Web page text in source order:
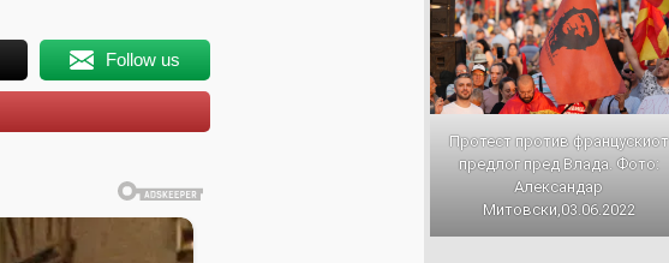
Follow us
Протест против францускиот
предлог пред Влада. Фото:
Александар
Митовски,03.06.2022